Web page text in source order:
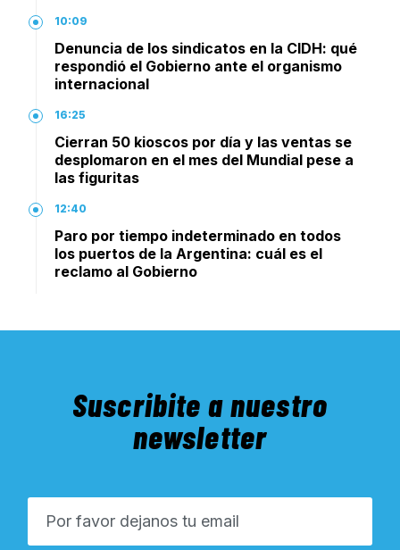
10:09
Denuncia de los sindicatos en la CIDH: qué
respondió el Gobierno ante el organismo
internacional
16:25
Cierran 50 kioscos por día y las ventas se
desplomaron en el mes del Mundial pese a
las figuritas
12:40
Paro por tiempo indeterminado en todos
los puertos de la Argentina: cuál es el
reclamo al Gobierno
Suscribite a nuestro
newsletter